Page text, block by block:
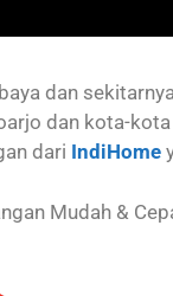
dan
dan kota-
dari IndiHome
Mudah &